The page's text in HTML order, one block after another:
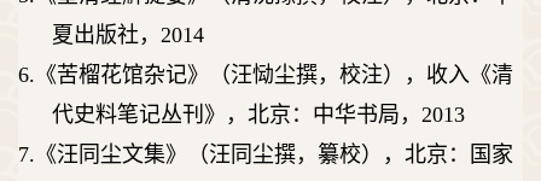
夏出版社， 2014
6. 《苦榴花馆杂记》（汪恸尘撰，校注），收入《清
代史料笔记丛刊》，北京：中华书局， 2013
7. 《汪同尘文集》（汪同尘撰，纂校），北京：国家